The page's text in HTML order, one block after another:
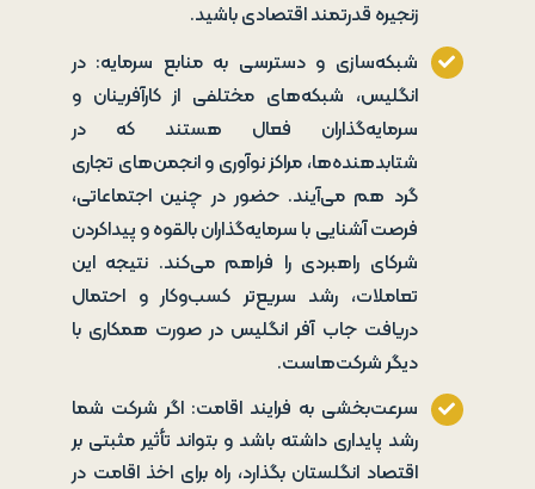
زنجیره قدرتمند اقتصادی باشید.
شبکه‌سازی و دسترسی به منابع سرمایه: در
انگلیس، شبکه‌های مختلفی از کارآفرینان و
سرمایه‌گذاران فعال هستند که در
شتابدهنده‌ها، مراکز نوآوری و انجمن‌های تجاری
گرد هم می‌آیند. حضور در چنین اجتماعاتی،
فرصت آشنایی با سرمایه‌گذاران بالقوه و پیداکردن
شرکای راهبردی را فراهم می‌کند. نتیجه این
تعاملات، رشد سریع‌تر کسب‌وکار و احتمال
دریافت جاب آفر انگلیس در صورت همکاری با
دیگر شرکت‌هاست.
سرعت‌بخشی به فرایند اقامت: اگر شرکت شما
رشد پایداری داشته باشد و بتواند تأثیر مثبتی بر
اقتصاد انگلستان بگذارد، راه برای اخذ اقامت در